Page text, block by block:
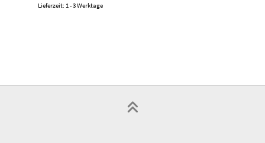
Lieferzeit: 1 - 3 Werktage